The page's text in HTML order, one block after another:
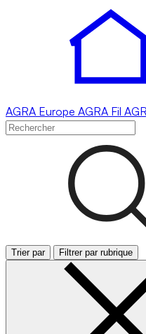
AGRA Europe AGRA Fil
Trier par Filtrer par rubrique